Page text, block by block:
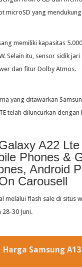
microSD yang
memiliki kapasitas
Selain itu, sensor sidik
dan fitur Dolby Atmos.
yang ditawarkan
telah diluncurkan dengan
A22
Phones &
Android
Carousell
melalui flash sale di situs
30 Juni.
Harga Samsung A13